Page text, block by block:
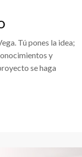
Tú pones la idea;
y
se haga